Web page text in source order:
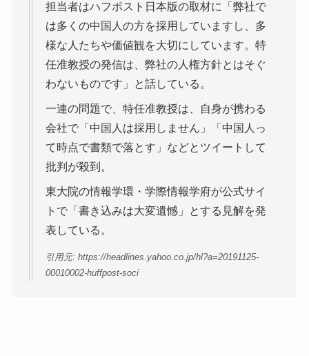
担当者はハフポスト日本版の取材に「弊社で
は多くの中国人の方を採用していますし、多
様な人たちや価値観を大切にしています。特
任准教授の発信は、弊社の人権方針とはそぐ
わないものです」と話している。
一連の問題で、特任准教授は、自身が携わる
会社で「中国人は採用しません」「中国人っ
て時点で書類で落とす」などとツイートして
批判が殺到。
東大院の情報学環・学際情報学府が公式サイ
トで「書き込みは大変遺憾」とする見解を発
表している。
引用元: https://headlines.yahoo.co.jp/hl?a=20191125-
00010002-huffpost-soci